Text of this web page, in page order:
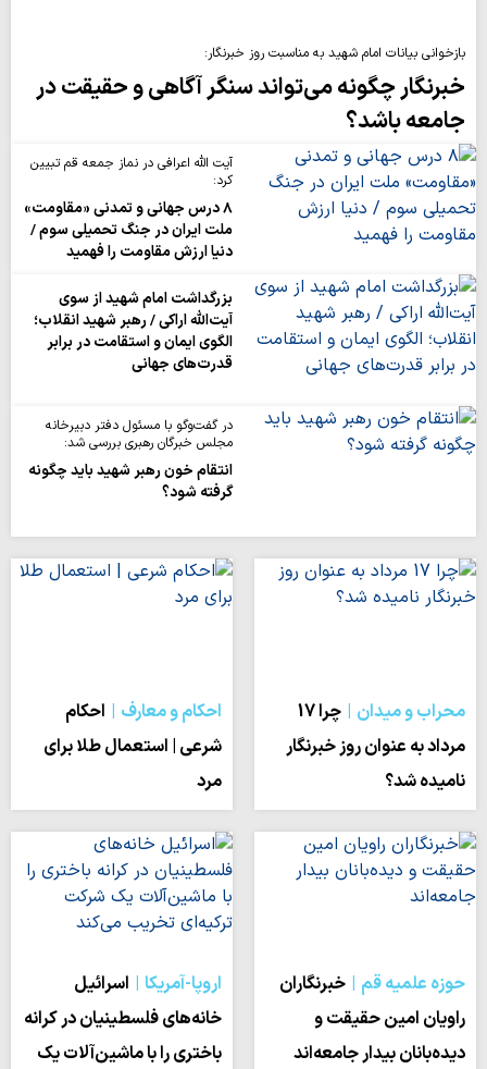
بازخوانی بیانات امام شهید به مناسبت روز خبرنگار:
خبرنگار چگونه می‌تواند سنگر آگاهی و حقیقت در
جامعه باشد؟
آیت الله اعرافی در نماز جمعه قم تبیین
کرد:
۸ درس جهانی و تمدنی «مقاومت»
ملت ایران در جنگ تحمیلی سوم /
دنیا ارزش مقاومت را فهمید
بزرگداشت امام شهید از سوی
آیت‌الله اراکی / رهبر شهید انقلاب؛
الگوی ایمان و استقامت در برابر
قدرت‌های جهانی
در گفت‌وگو با مسئول دفتر دبیرخانه
مجلس خبرگان رهبری بررسی شد:
انتقام خون رهبر شهید باید چگونه
گرفته شود؟
محراب و میدان
چرا 17
مرداد به عنوان روز خبرنگار
نامیده شد؟
احکام و معارف
احکام
شرعی | استعمال طلا برای
مرد
حوزه علمیه قم
خبرنگاران
راویان امین حقیقت و
دیده‌بانان بیدار جامعه‌اند
اروپا-آمریکا
اسرائیل
خانه‌های فلسطینیان در کرانه
باختری را با ماشین‌آلات یک